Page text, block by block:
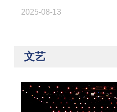
2025-08-13
文艺